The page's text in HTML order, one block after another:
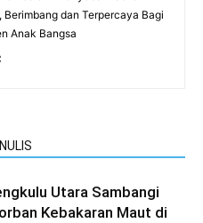
dan Terpercaya Bagi
Anak Bangsa
Utara Sambangi
Kebakaran Maut di